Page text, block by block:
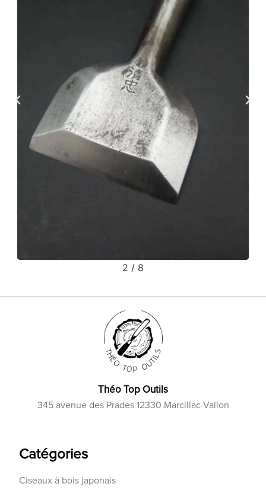
2 / 8
Théo Top Outils
345 avenue des Prades 12330 Marcillac-Vallon
Catégories
Ciseaux à bois japonais